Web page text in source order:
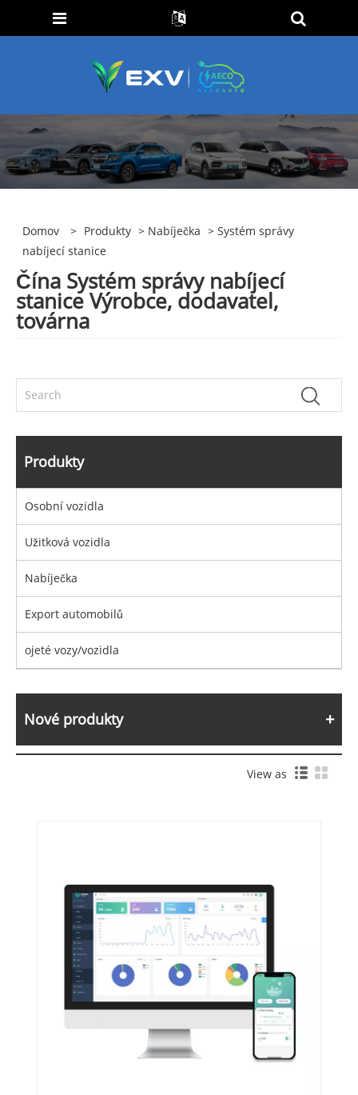
Domov > Produkty > Nabíječka > Systém správy
nabíjecí stanice
Čína Systém správy nabíjecí
stanice Výrobce, dodavatel,
továrna
Produkty
Osobní vozidla
Užitková vozidla
Nabíječka
Export automobilů
ojeté vozy/vozidla
Nové produkty
View as